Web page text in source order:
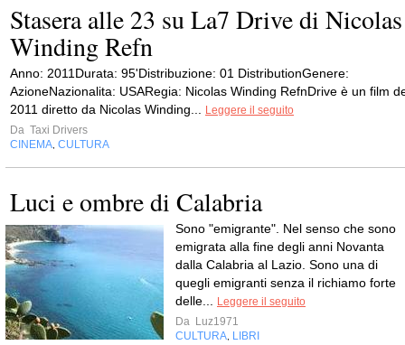
Stasera alle 23 su La7 Drive di Nicolas
Winding Refn
Anno: 2011Durata: 95'Distribuzione: 01 DistributionGenere:
AzioneNazionalita: USARegia: Nicolas Winding RefnDrive è un film
2011 diretto da Nicolas Winding...
Leggere il seguito
Da Taxi Drivers
CINEMA CULTURA
Luci e ombre di Calabria
Sono "emigrante". Nel senso che sono
emigrata alla fine degli anni Novanta
dalla Calabria al Lazio. Sono una di
quegli emigranti senza il richiamo forte
delle...
Leggere il seguito
Da Luz1971
CULTURA LIBRI